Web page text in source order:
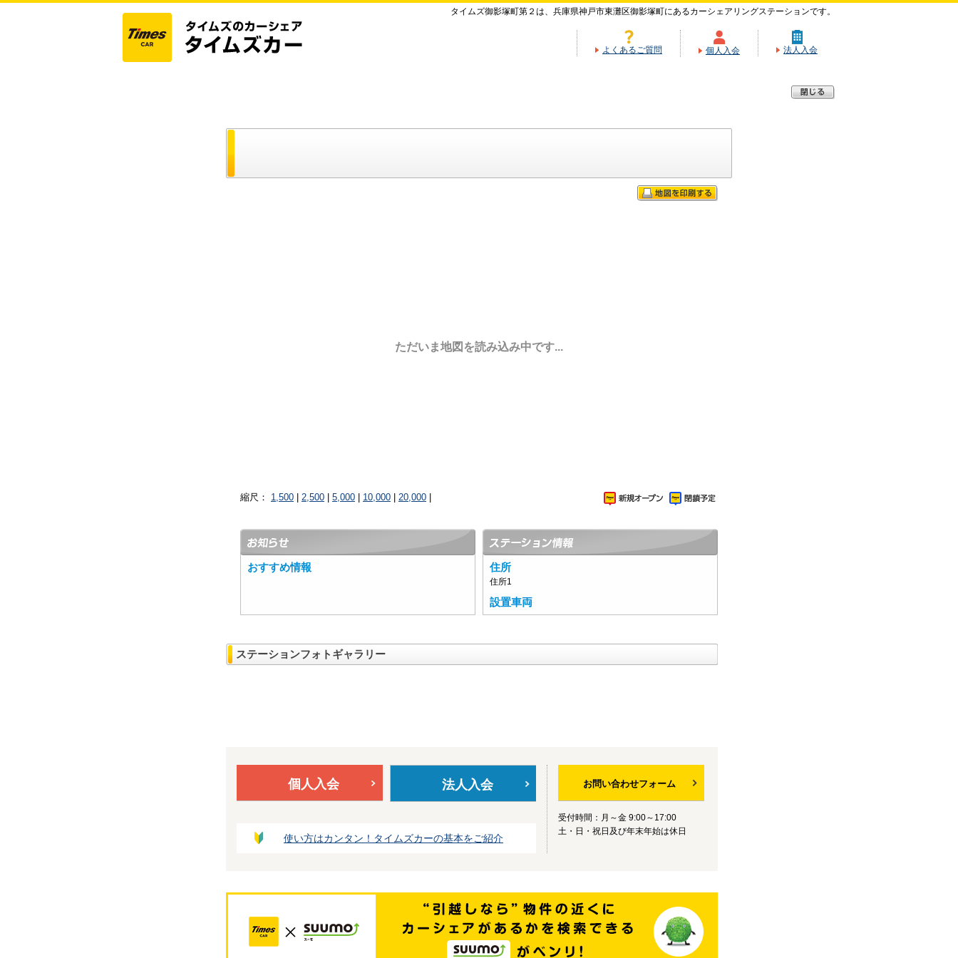
タイムズ御影塚町第２は、兵庫県神戸市東灘区御影塚町にあるカーシェアリングステーションです。
よくあるご質問 個人入会 法人入会
ただいま地図を読み込み中です...
縮尺： 1,500 2,500 5,000 10,000 20,000
おすすめ情報 住所
住所1
設置車両
ステーションフォトギャラリー
個人入会 法人入会
使い方はカンタン！タイムズカーの基本をご紹介
お問い合わせフォーム
受付時間：月～金 9:00～17:00
土・日・祝日及び年末年始は休日